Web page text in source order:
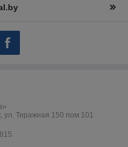
ул. Тиражная 150 пом 101